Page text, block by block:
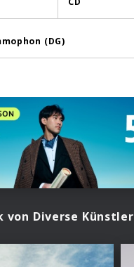
(DG)
von Diverse Künstler